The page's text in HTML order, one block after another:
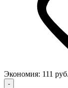
Экономия: 111 руб.
-